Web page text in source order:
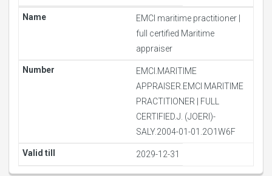
EMCI maritime practitioner |
full certified Maritime
appraiser
EMCI.MARITIME
APPRAISER.EMCI MARITIME
PRACTITIONER | FULL
CERTIFIED.J. (JOERI)-
SALY.2004-01-01.2O1W6F
2029-12-31